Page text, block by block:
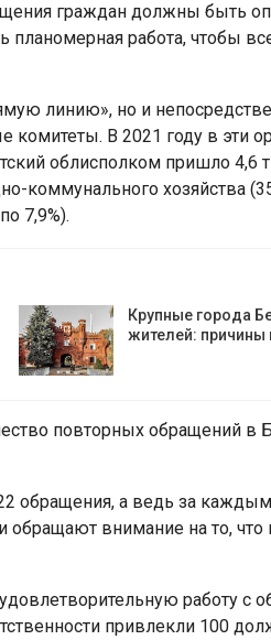
граждан должны быть
работа, чтобы
линию», но и
комитеты. В 2021 году в эти
облисполком пришло 4,6
хозяйства
7,9%).
Крупные города
жителей: причины
повторных обращений в
обращения, а ведь за
внимание на то, что
работу с
привлекли 100